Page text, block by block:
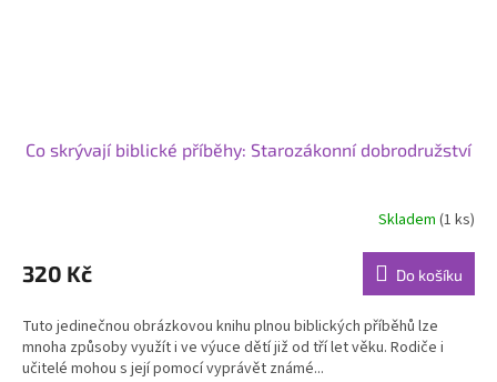
Co skrývají biblické příběhy: Starozákonní dobrodružství
Skladem (1 ks)
320 Kč Do košíku
Tuto jedinečnou obrázkovou knihu plnou biblických příběhů lze
mnoha způsoby využít i ve výuce dětí již od tří let věku. Rodiče i
učitelé mohou s její pomocí vyprávět známé...